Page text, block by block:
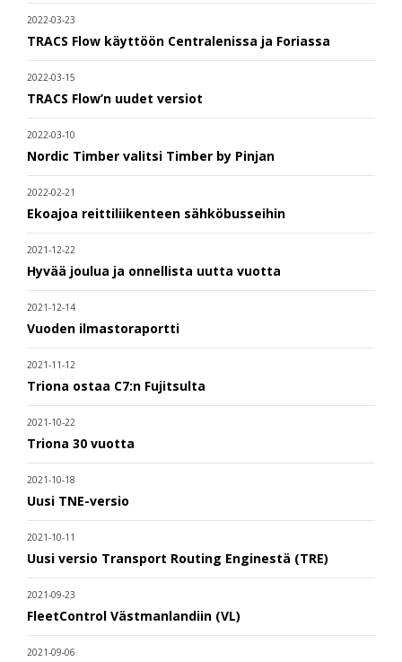
2022-03-23
TRACS Flow käyttöön Centralenissa ja Foriassa
2022-03-15
TRACS Flow’n uudet versiot
2022-03-10
Nordic Timber valitsi Timber by Pinjan
2022-02-21
Ekoajoa reittiliikenteen sähköbusseihin
2021-12-22
Hyvää joulua ja onnellista uutta vuotta
2021-12-14
Vuoden ilmastoraportti
2021-11-12
Triona ostaa C7:n Fujitsulta
2021-10-22
Triona 30 vuotta
2021-10-18
Uusi TNE-versio
2021-10-11
Uusi versio Transport Routing Enginestä (TRE)
2021-09-23
FleetControl Västmanlandiin (VL)
2021-09-06